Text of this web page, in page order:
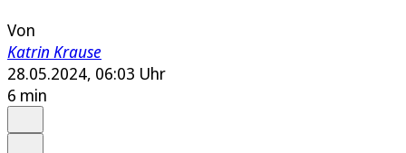
Von
Katrin Krause
28.05.2024, 06:03 Uhr
6 min